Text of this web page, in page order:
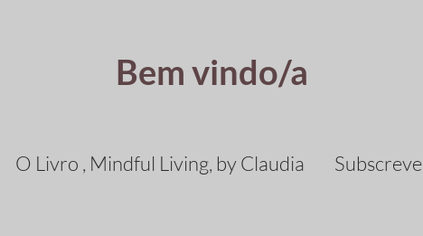
Bem vindo/a
O Livro , Mindful Living, by Claudia Subscreve